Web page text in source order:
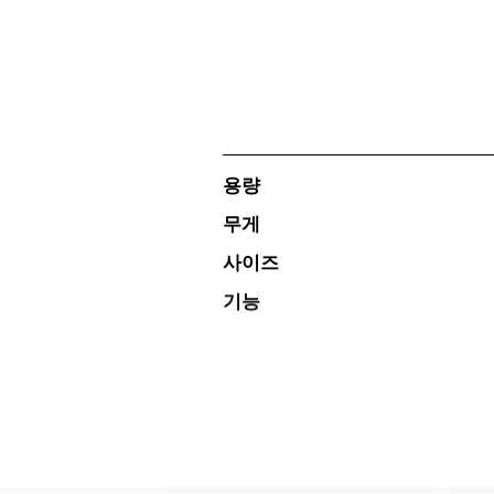
용량
무게
사이즈
기능